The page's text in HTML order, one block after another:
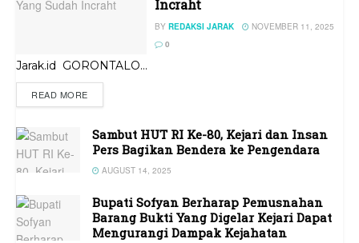
Incraht
BY REDAKSI JARAK
NOVEMBER 11, 2025
0
Jarak.id GORONTALO...
READ MORE
Sambut HUT RI Ke-80, Kejari dan Insan
Pers Bagikan Bendera ke Pengendara
AUGUST 14, 2025
Bupati Sofyan Berharap Pemusnahan
Barang Bukti Yang Digelar Kejari Dapat
Mengurangi Dampak Kejahatan